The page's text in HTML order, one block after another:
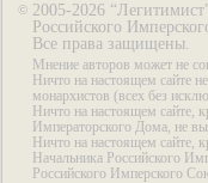
© 2005-2026
Российского
Все права защищены.
Мнение авторов может не
Ничто на настоящем сайте
монархистов (всех без
Ничто на настоящем сайте,
Императорского Дома, не
Ничто на настоящем сайте,
Начальника Российского
Российского Имперского